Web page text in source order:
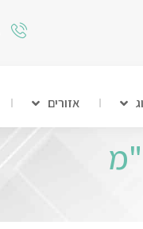
אזורים